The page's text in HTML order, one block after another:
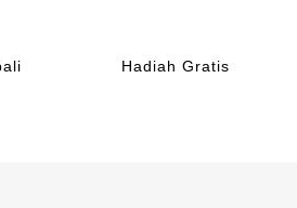
Hadiah Gratis